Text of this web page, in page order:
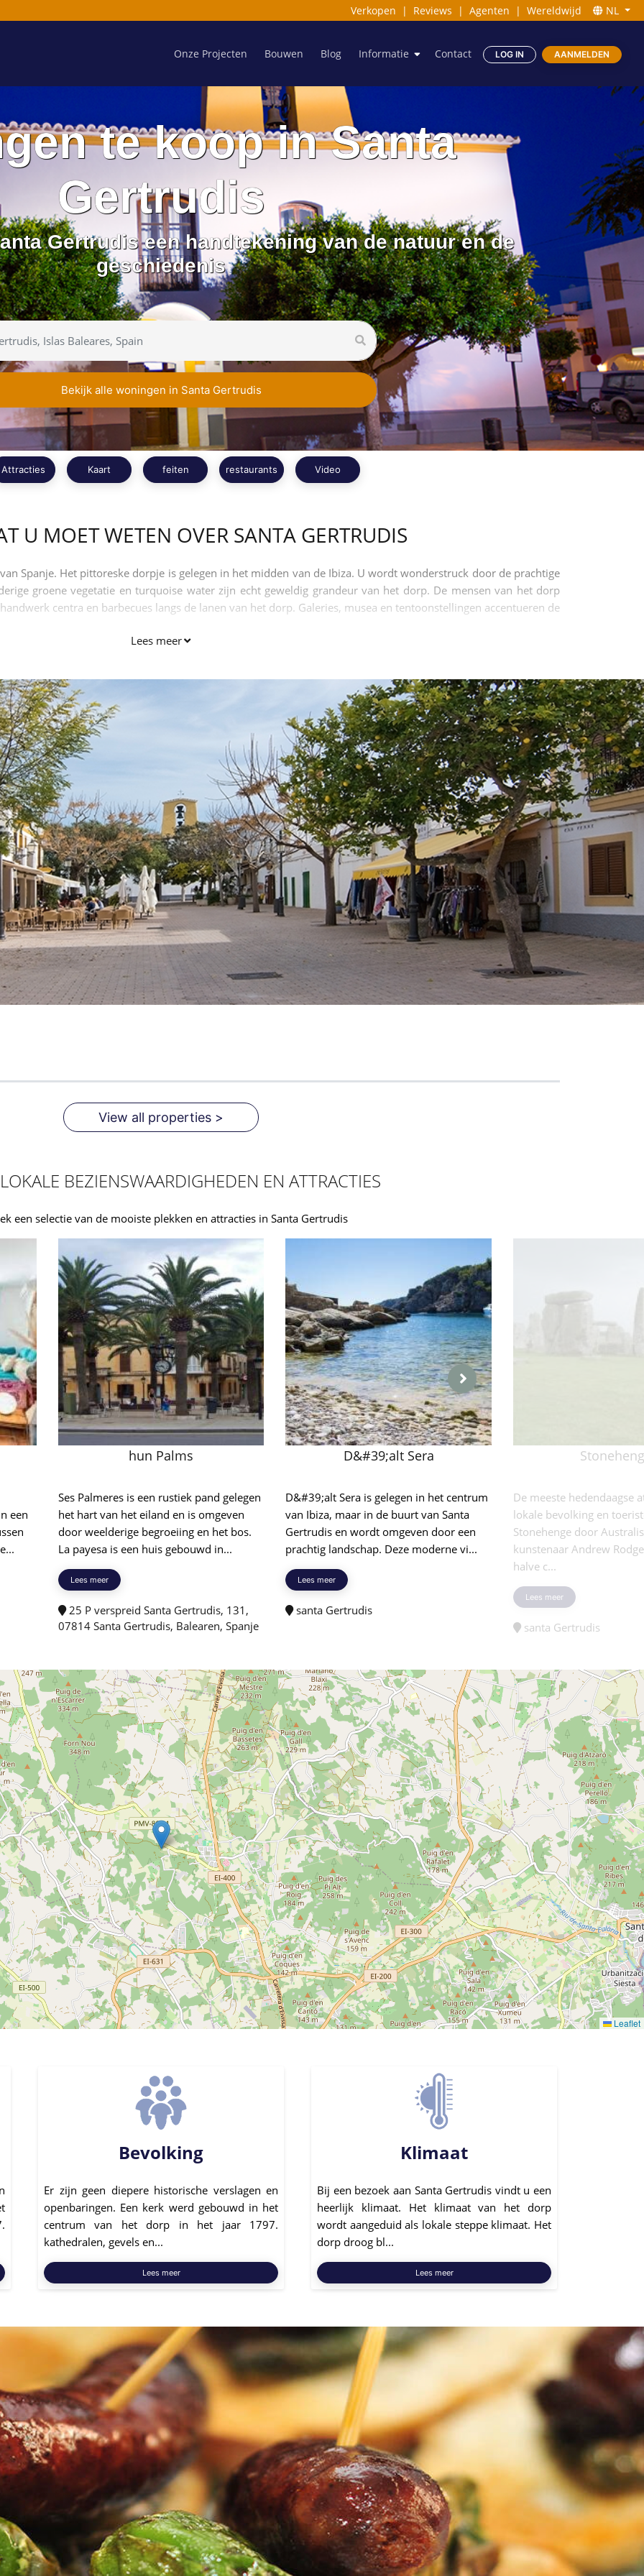
Verkopen | Reviews | Agenten | Wereldwijd NL
Onze Projecten Bouwen Blog Informatie Contact LOG IN AANMELDEN
te koop in Santa
Gertrudis
Gertrudis een handtekening van de natuur en de
geschiedenis
Bekijk alle woningen in Santa Gertrudis
Attracties Kaart feiten restaurants Video
U MOET WETEN OVER SANTA GERTRUDIS
Spanje. Het pittoreske dorpje is gelegen in het midden van de Ibiza. U wordt wonderstruck door de prachtige
groene vegetatie en turquoise water zijn echt geweldig grandeur van het dorp. De mensen van het dorp
centra en barbecues langs de lanen van het dorp. Galeries, musea en tentoonstellingen accentueren de
Lees meer
View all properties >
BEZIENSWAARDIGHEDEN EN ATTRACTIES
een selectie van de mooiste plekken en attracties in Santa Gertrudis
een
hun Palms
Ses Palmeres is een rustiek pand gelegen
het hart van het eiland en is omgeven
door weelderige begroeiing en het bos.
La payesa is een huis gebouwd in...
Lees meer
25 P verspreid Santa Gertrudis, 131,
07814 Santa Gertrudis, Balearen, Spanje
D&#39;alt Sera
D&#39;alt Sera is gelegen in het centrum
van Ibiza, maar in de buurt van Santa
Gertrudis en wordt omgeven door een
prachtig landschap. Deze moderne vi...
Lees meer
santa Gertrudis
De meeste hedendaagse
lokale bevolking en
Stonehenge door
kunstenaar Andrew
halve c...
Lees meer
santa Gertrudis
Leaflet
Bevolking
Er zijn geen diepere historische verslagen en
openbaringen. Een kerk werd gebouwd in het
centrum van het dorp in het jaar 1797.
kathedralen, gevels en...
Lees meer
Klimaat
Bij een bezoek aan Santa Gertrudis vindt u een
heerlijk klimaat. Het klimaat van het dorp
wordt aangeduid als lokale steppe klimaat. Het
dorp droog bl...
Lees meer